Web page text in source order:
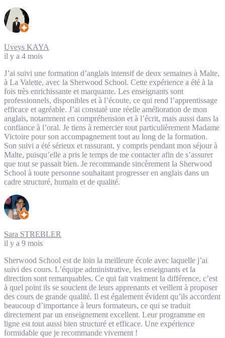
Uveys KAYA
il y a 4 mois
J’ai suivi une formation d’anglais intensif de deux semaines à Malte,
à La Valette, avec la Sherwood School. Cette expérience a été à la
fois très enrichissante et marquante. Les enseignants sont
professionnels, disponibles et à l’écoute, ce qui rend l’apprentissage
efficace et agréable. J’ai constaté une réelle amélioration de mon
anglais, notamment en compréhension et à l’écrit, mais aussi dans la
confiance à l’oral. Je tiens à remercier tout particulièrement Madame
Victoire pour son accompagnement tout au long de la formation.
Son suivi a été sérieux et rassurant, y compris pendant mon séjour à
Malte, puisqu’elle a pris le temps de me contacter afin de s’assurer
que tout se passait bien. Je recommande sincèrement la Sherwood
School à toute personne souhaitant progresser en anglais dans un
cadre structuré, humain et de qualité.
Sara STREBLER
il y a 9 mois
Sherwood School est de loin la meilleure école avec laquelle j’ai
suivi des cours. L’équipe administrative, les enseignants et la
direction sont remarquables. Ce qui fait vraiment la différence, c’est
à quel point ils se soucient de leurs apprenants et veillent à proposer
des cours de grande qualité. Il est également évident qu’ils accordent
beaucoup d’importance à leurs formateurs, ce qui se traduit
directement par un enseignement excellent. Leur programme en
ligne est tout aussi bien structuré et efficace. Une expérience
formidable que je recommande vivement !